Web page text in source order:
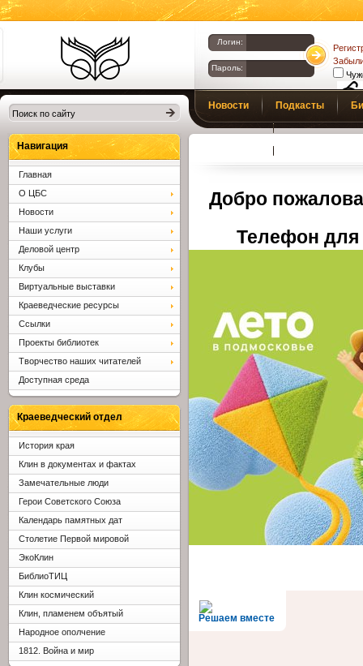
Библиотеки
Клина. Клинская
ЦБС.
Логин:
Пароль:
Новости Подкасты
Добро
Телефон для
Решаем вместе
Навигация
Главная
О ЦБС
Новости
Наши услуги
Деловой центр
Клубы
Виртуальные выставки
Краеведческие ресурсы
Ссылки
Проекты библиотек
Творчество наших читателей
Доступная среда
Краеведческий отдел
История края
Клин в документах и фактах
Замечательные люди
Герои Советского Союза
Календарь памятных дат
Столетие Первой мировой
ЭкоКлин
БиблиоТИЦ
Клин космический
Клин, пламенем объятый
Народное ополчение
1812. Война и мир